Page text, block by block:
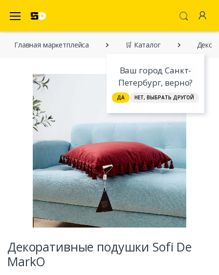
Ваш город Санкт-
Петербург, верно?
ДА НЕТ, ВЫБРАТЬ ДРУГОЙ
Главная марĸетплейса 🛒 Каталог
Декоративные подушки Sofi De
MarkO